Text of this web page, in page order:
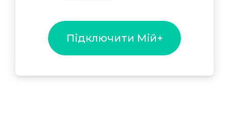
Підключити Мій+